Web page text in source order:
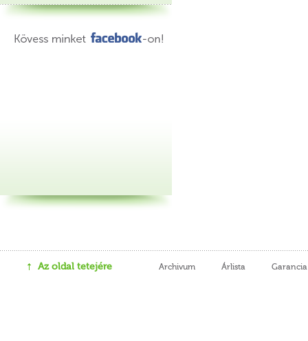
Az oldal tetejére Archivum Árlista Garancia